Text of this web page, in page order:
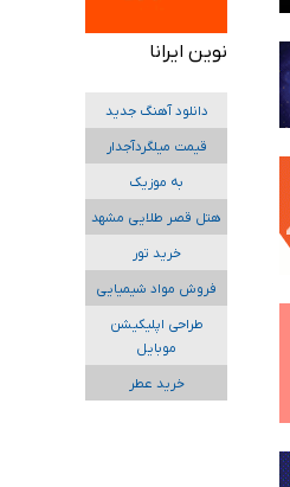
نوین ایرانا
دانلود آهنگ جدید
قیمت میلگردآجدار
به موزیک
هتل قصر طلایی مشهد
خرید تور
فروش مواد شیمیایی
طراحی اپلیکیشن
موبایل
خرید عطر